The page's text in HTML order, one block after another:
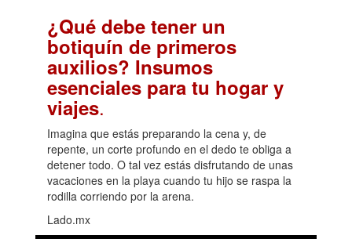
¿Qué debe tener un
botiquín de primeros
auxilios? Insumos
esenciales para tu hogar y
viajes.
Imagina que estás preparando la cena y, de
repente, un corte profundo en el dedo te obliga a
detener todo. O tal vez estás disfrutando de unas
vacaciones en la playa cuando tu hijo se raspa la
rodilla corriendo por la arena.
Lado.mx